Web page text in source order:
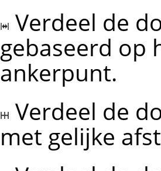
Verdeel de
gebaseerd op
ankerpunt.
Verdeel de
met gelijke